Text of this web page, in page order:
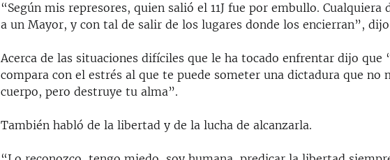
“Según mis represores, quien salió el 11J fue por embullo. Cualquiera
a un Mayor, y con tal de salir de los lugares donde los encierran”,
Acerca de las situaciones difíciles que le ha tocado enfrentar dijo que
compara con el estrés al que te puede someter una dictadura que no
cuerpo, pero destruye tu alma”.
También habló de la libertad y de la lucha de alcanzarla.